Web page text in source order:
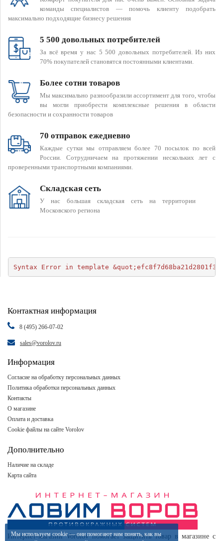
команды специалистов — помочь клиенту подобрать
максимально подходящие бизнесу решения
5 500 довольных потребителей
За всё время у нас 5 500 довольных потребителей. Из них
70% покупателей становятся постоянными клиентами.
Более сотни товаров
Мы максимально разнообразили ассортимент для того, чтобы
вы могли приобрести комплексные решения в области
безопасности и сохранности товаров
70 отправок ежедневно
Каждые сутки мы отправляем более 70 посылок по всей
России. Сотрудничаем на протяжении нескольких лет с
проверенными транспортными компаниями.
Складская сеть
У нас большая складская сеть на территории
Московского региона
Syntax Error in template
Контактная информация
8 (495) 266-07-02
sales@vorolov.ru
Информация
Согласие на обработку персональных данных
Политика обработки персональных данных
Контакты
О магазине
Оплата и доставка
Cookie файлы на сайте Vorolov
Дополнительно
Наличие на складе
Карта сайта
Интернет-магазин Vorolov помогает защитить товар в магазине с
Мы используемcookie— они помогают нам понять, как вы